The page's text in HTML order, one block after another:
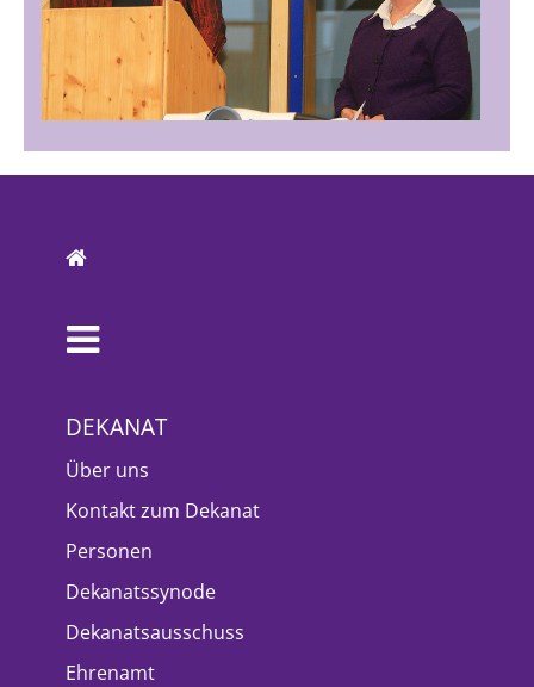
DEKANAT
Über uns
Kontakt zum Dekanat
Personen
Dekanatssynode
Dekanatsausschuss
Ehrenamt